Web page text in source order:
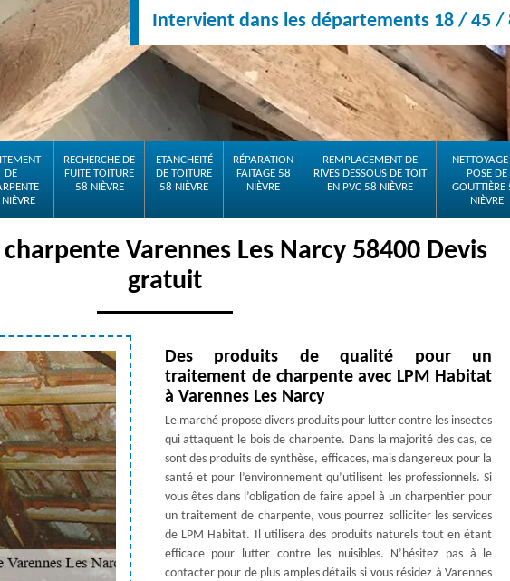
Intervient dans les départements 18 / 45 /
DE
RECHERCHE DE
FUITE TOITURE
58 NIÈVRE
ETANCHEITÉ
DE TOITURE
58 NIÈVRE
RÉPARATION
FAITAGE 58
NIÈVRE
REMPLACEMENT DE
RIVES DESSOUS DE TOIT
EN PVC 58 NIÈVRE
NETTOYAGE
POSE DE
GOUTTIÈRE
NIÈVRE
Varennes Les Narcy 58400 Devis
gratuit
Des produits de qualité pour un
traitement de charpente avec LPM Habitat
à Varennes Les Narcy
Le marché propose divers produits pour lutter contre les insectes
qui attaquent le bois de charpente. Dans la majorité des cas, ce
sont des produits de synthèse, efficaces, mais dangereux pour la
santé et pour l’environnement qu’utilisent les professionnels. Si
vous êtes dans l’obligation de faire appel à un charpentier pour
un traitement de charpente, vous pourrez solliciter les services
de LPM Habitat. Il utilisera des produits naturels tout en étant
efficace pour lutter contre les nuisibles. N’hésitez pas à le
contacter pour de plus amples détails si vous résidez à Varennes